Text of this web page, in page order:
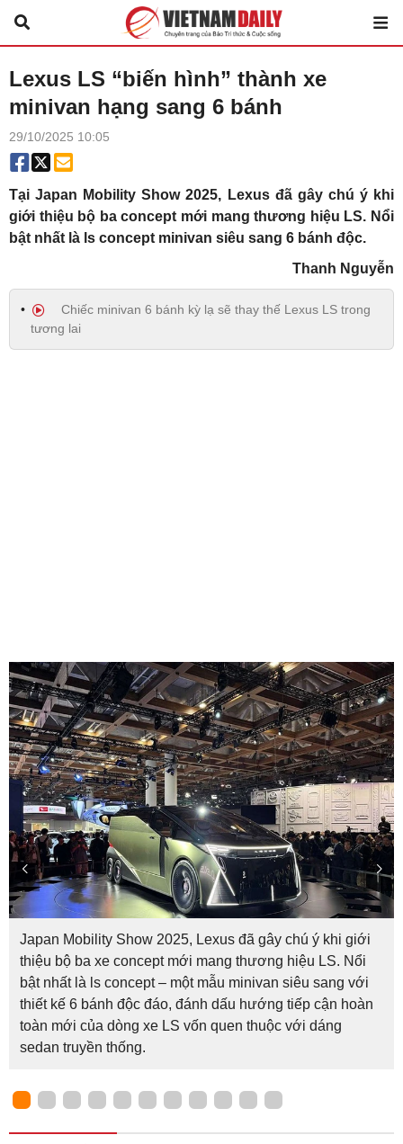
Lexus LS “biến hình” thành xe
minivan hạng sang 6 bánh
29/10/2025 10:05
Tại Japan Mobility Show 2025, Lexus đã gây chú ý khi
giới thiệu bộ ba concept mới mang thương hiệu LS. Nổi
bật nhất là ls concept minivan siêu sang 6 bánh độc.
Thanh Nguyễn
Chiếc minivan 6 bánh kỳ lạ sẽ thay thế Lexus LS trong
tương lai
Japan Mobility Show 2025, Lexus đã gây chú ý khi giới
thiệu bộ ba xe concept mới mang thương hiệu LS. Nổi
bật nhất là ls concept – một mẫu minivan siêu sang với
thiết kế 6 bánh độc đáo, đánh dấu hướng tiếp cận hoàn
toàn mới của dòng xe LS vốn quen thuộc với dáng
sedan truyền thống.